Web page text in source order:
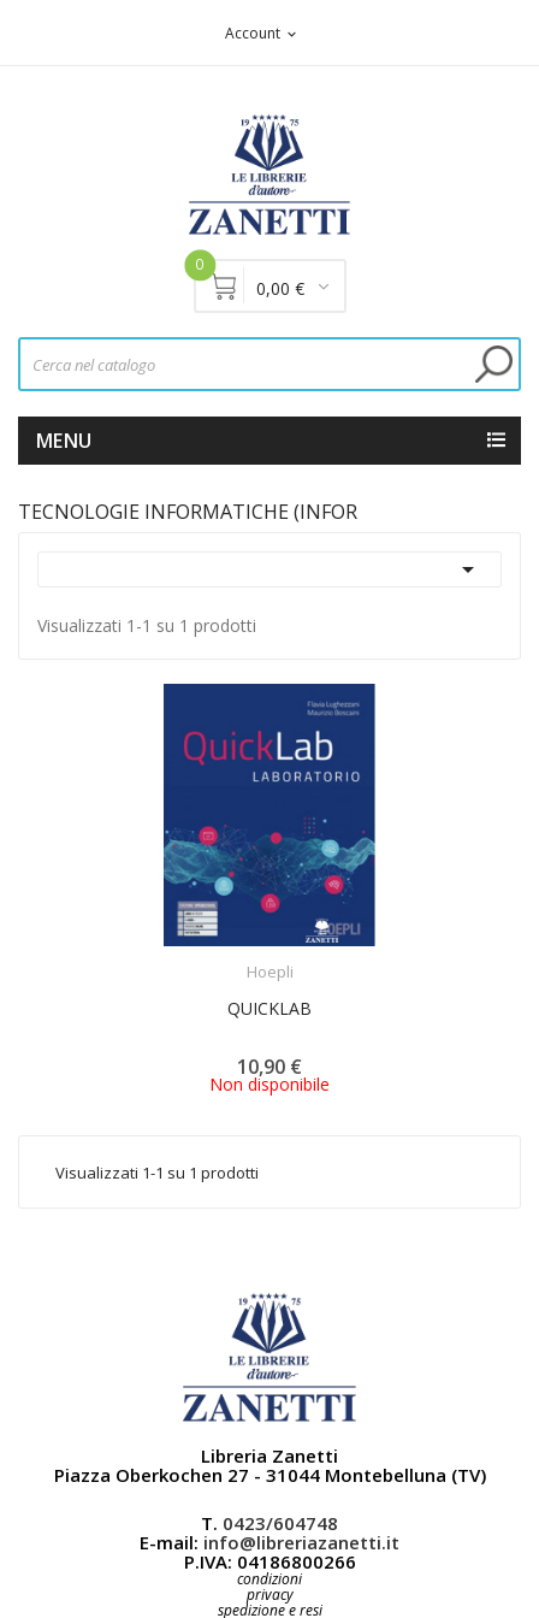
Account expand_more
0
0,00 €
MENU
TECNOLOGIE INFORMATICHE (INFOR

Visualizzati 1-1 su 1 prodotti
Hoepli
QUICKLAB
10,90 €
Non disponibile
Visualizzati 1-1 su 1 prodotti
Libreria Zanetti
Piazza Oberkochen 27 - 31044 Montebelluna (TV)
T. 0423/604748
E-mail: info@libreriazanetti.it
P.IVA: 04186800266
condizioni
privacy
spedizione e resi